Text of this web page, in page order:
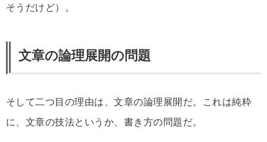
そうだけど）。
文章の論理展開の問題
そして二つ目の理由は、文章の論理展開だ。これは純粋
に、文章の技法というか、書き方の問題だ。